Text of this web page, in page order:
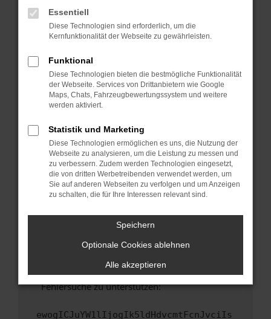
Manche Erweiterungen, wie Werbeblocker,
können das Laden bestimmter Seiten
verhindern. Funktioniert die Seite in einem
Fenster?
Starte dein Gerät neu.
Das kann manchmal helfen, vorübergehende
Probleme zu beheben.
Betriebssystem auf dem neuesten Stand
sind.
Veraltete Software birgt nicht nur ein
Sicherheitsrisiko, sondern kann auch dazu
führen, dass bestimmte Funktionen nicht mehr
unterstützt werden.
Wende dich an den Webseitenbetreiber.
Wenn du alle oben genannten Schritte versucht
hast, kontaktiere uns bitte. Wir werden
versuchen, das Problem zu beheben. Du kannst
uns diesen Text schicken, um uns bei der
Fehlersuche zu unterstützen:
ewogICJuYW1lIjogIk5ldHdvcmtFcnJvciIs
Essentiell
Diese Technologien sind erforderlich, um die
Kernfunktionalität der Webseite zu gewährleisten.
Funktional
Diese Technologien bieten die bestmögliche Funktionalität
der Webseite. Services von Drittanbietern wie Google
Maps, Chats, Fahrzeugbewertungssystem und weitere
werden aktiviert.
Statistik und Marketing
Diese Technologien ermöglichen es uns, die Nutzung der
Webseite zu analysieren, um die Leistung zu messen und
zu verbessern. Zudem werden Technologien eingesetzt,
die von dritten Werbetreibenden verwendet werden, um
Sie auf anderen Webseiten zu verfolgen und um Anzeigen
zu schalten, die für Ihre Interessen relevant sind.
Speichern
Optionale Cookies ablehnen
Alle akzeptieren